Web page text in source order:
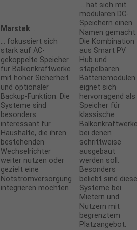
Marstek …
… fokussiert sich
stark auf AC-
gekoppelte Speicher
für Balkonkraftwerke
mit hoher Sicherheit
und optionaler
Backup-Funktion. Die
Systeme sind
besonders
interessant für
Haushalte, die ihren
bestehenden
Wechselrichter
weiter nutzen oder
gezielt eine
Notstromversorgung
integrieren möchten.
… hat sich mit
modularen DC-
Speichern einen
Namen gemacht.
Die Kombination
aus Smart PV
Hub und
stapelbaren
Batteriemodulen
eignet sich
hervorragend als
Speicher für
klassische
bei denen
schrittweise
ausgebaut
werden soll.
Besonders
beliebt sind
Systeme bei
Mietern und
Nutzern mit
begrenztem
Platzangebot.